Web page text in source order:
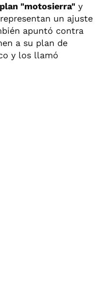
"motosierra" y
un ajuste
apuntó contra
a su plan de
y los llamó